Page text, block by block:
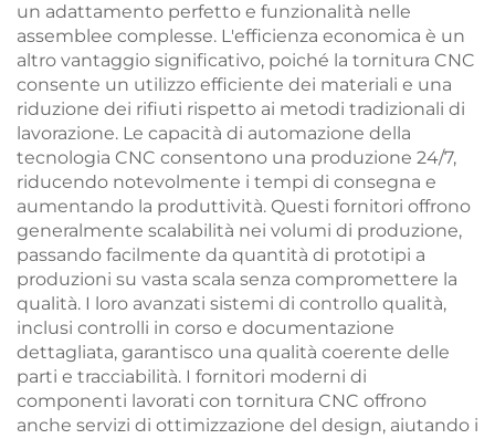
un adattamento perfetto e funzionalità nelle
assemblee complesse. L'efficienza economica è un
altro vantaggio significativo, poiché la tornitura CNC
consente un utilizzo efficiente dei materiali e una
riduzione dei rifiuti rispetto ai metodi tradizionali di
lavorazione. Le capacità di automazione della
tecnologia CNC consentono una produzione 24/7,
riducendo notevolmente i tempi di consegna e
aumentando la produttività. Questi fornitori offrono
generalmente scalabilità nei volumi di produzione,
passando facilmente da quantità di prototipi a
produzioni su vasta scala senza compromettere la
qualità. I loro avanzati sistemi di controllo qualità,
inclusi controlli in corso e documentazione
dettagliata, garantisco una qualità coerente delle
parti e tracciabilità. I fornitori moderni di
componenti lavorati con tornitura CNC offrono
anche servizi di ottimizzazione del design, aiutando i